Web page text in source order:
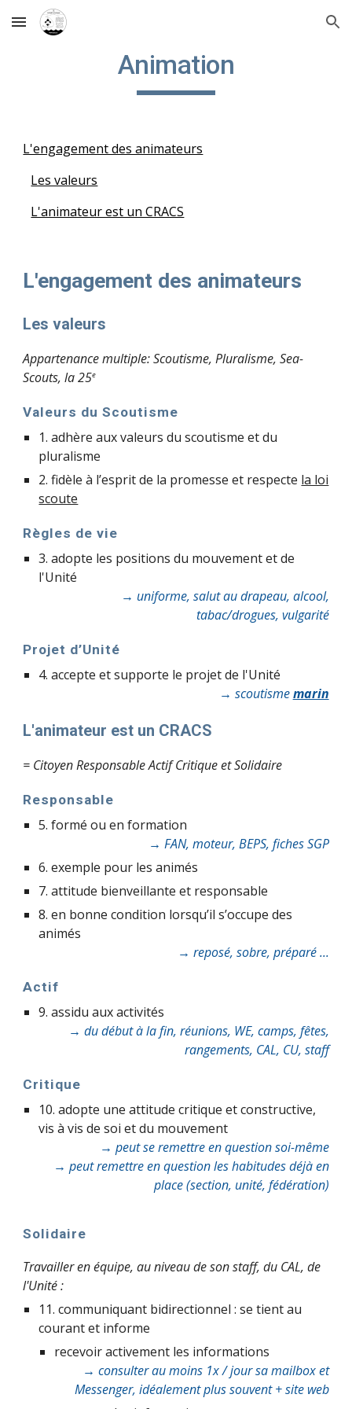
Skip to main content Skip to navigation
Animation
L'engagement des animateurs
Les valeurs
L'animateur est un CRACS
L'engagement des animateurs
Les valeurs
Appartenance multiple: Scoutisme, Pluralisme, Sea-
Scouts, la 25e
Valeurs du Scoutisme
1. adhère aux valeurs du scoutisme et du
pluralisme
2. fidèle à l’esprit de la promesse et respecte la loi
scoute
Règles de vie
3. adopte les positions du mouvement et de
l'Unité
→ uniforme, salut au drapeau, alcool,
tabac/drogues, vulgarité
Projet d’Unité
4. accepte et supporte le projet de l'Unité
→ scoutismemarin
L'animateur est un CRACS
= Citoyen Responsable Actif Critique et Solidaire
Responsable
5. formé ou en formation
→ FAN, moteur, BEPS, fiches SGP
6. exemple pour les animés
7. attitude bienveillante et responsable
8. en bonne condition lorsqu’il s’occupe des
animés
→ reposé, sobre, préparé ...
Actif
9. assidu aux activités
→ du début à la fin, réunions, WE, camps, fêtes,
rangements, CAL, CU, staff
Critique
10. adopte une attitude critique et constructive,
vis à vis de soi et du mouvement
→ peut se remettre en question soi-même
→ peut remettre en question les habitudes déjà en
place (section, unité, fédération)
Solidaire
Travailler en équipe, au niveau de son staff, du CAL, de
l'Unité :
11. communiquant bidirectionnel : se tient au
courant et informe
recevoir activement les informations
→ consulter au moins 1x / jour sa mailbox et
Messenger, idéalement plus souvent + site web